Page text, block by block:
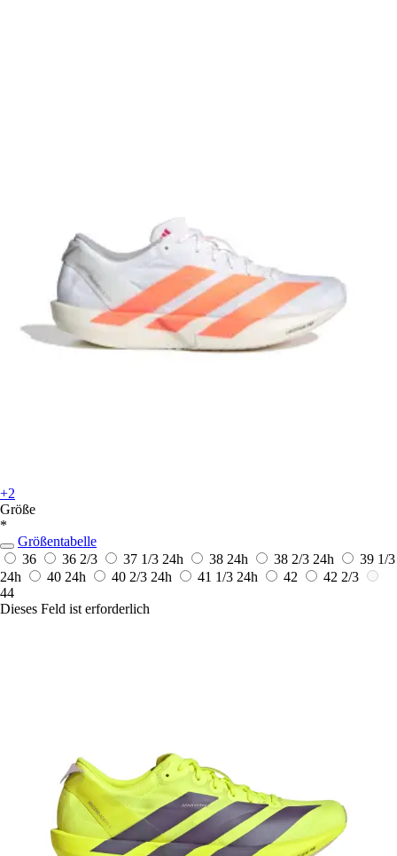
+2
Größe
*
Größentabelle
36
36 2/3 37 1/3 24h 38 24h 38 2/3 24h
39 1/3
24h
40 24h 40 2/3 24h 41 1/3 24h 42
42 2/3
44
Dieses Feld ist erforderlich